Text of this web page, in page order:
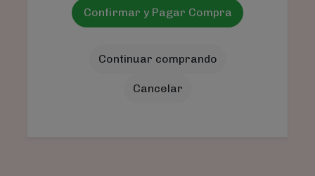
Confirmar y Pagar Compra
Continuar comprando
Cancelar